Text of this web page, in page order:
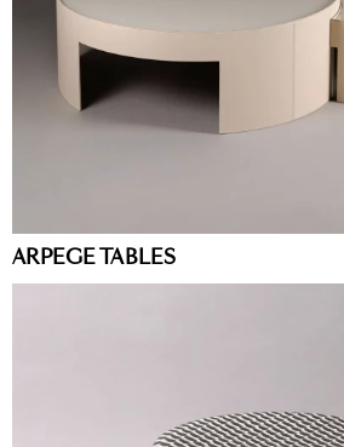
ARPEGE TABLES